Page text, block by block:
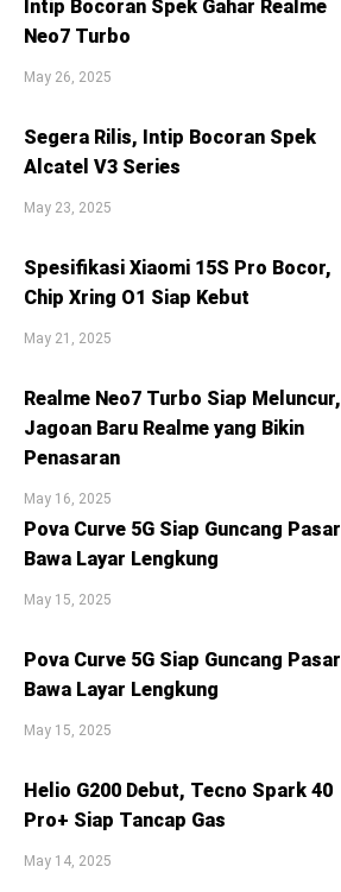
Intip Bocoran Spek Gahar Realme
Neo7 Turbo
May 26, 2025
Segera Rilis, Intip Bocoran Spek
Alcatel V3 Series
May 23, 2025
Spesifikasi Xiaomi 15S Pro Bocor,
Chip Xring O1 Siap Kebut
May 21, 2025
Realme Neo7 Turbo Siap Meluncur,
Jagoan Baru Realme yang Bikin
Penasaran
May 16, 2025
Pova Curve 5G Siap Guncang Pasar
Bawa Layar Lengkung
May 15, 2025
Pova Curve 5G Siap Guncang Pasar
Bawa Layar Lengkung
May 15, 2025
Helio G200 Debut, Tecno Spark 40
Pro+ Siap Tancap Gas
May 14, 2025